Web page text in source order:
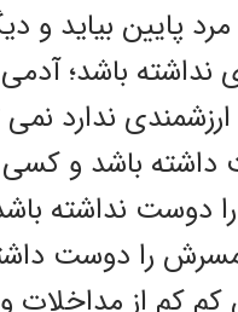
پایین بیاید و
نداشته باشد؛
ندارد
داشته باشد و
دوست نداشته
را دوست
کم از مداخلات